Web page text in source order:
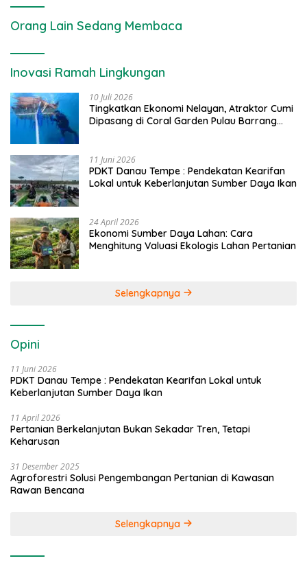
Orang Lain Sedang Membaca
Inovasi Ramah Lingkungan
10 Juli 2026
Tingkatkan Ekonomi Nelayan, Atraktor Cumi
Dipasang di Coral Garden Pulau Barrang
11 Juni 2026
PDKT Danau Tempe : Pendekatan Kearifan
Lokal untuk Keberlanjutan Sumber Daya Ikan
24 April 2026
Ekonomi Sumber Daya Lahan: Cara
Menghitung Valuasi Ekologis Lahan Pertanian
Selengkapnya
Opini
11 Juni 2026
PDKT Danau Tempe : Pendekatan Kearifan Lokal untuk
Keberlanjutan Sumber Daya Ikan
11 April 2026
Pertanian Berkelanjutan Bukan Sekadar Tren, Tetapi
Keharusan
31 Desember 2025
Agroforestri Solusi Pengembangan Pertanian di Kawasan
Rawan Bencana
Selengkapnya